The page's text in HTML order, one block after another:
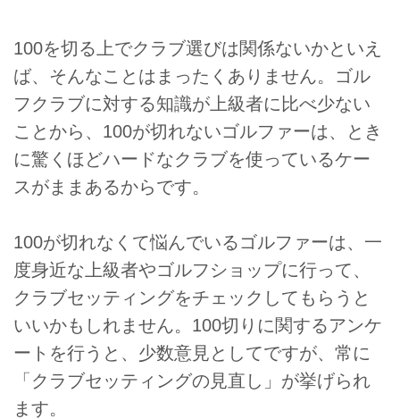
100を切る上でクラブ選びは関係ないかといえ
ば、そんなことはまったくありません。ゴル
フクラブに対する知識が上級者に比べ少ない
ことから、100が切れないゴルファーは、とき
に驚くほどハードなクラブを使っているケー
スがままあるからです。
100が切れなくて悩んでいるゴルファーは、一
度身近な上級者やゴルフショップに行って、
クラブセッティングをチェックしてもらうと
いいかもしれません。100切りに関するアンケ
ートを行うと、少数意見としてですが、常に
「クラブセッティングの見直し」が挙げられ
ます。